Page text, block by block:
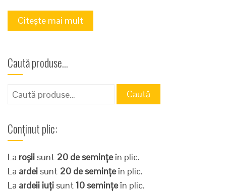
Citește mai mult
Caută produse…
Caută
Caută
Conținut plic:
La roșii sunt 20 de semințeîn plic.
La ardei sunt 20 de semințeîn plic.
La ardeii iuți sunt10 semințeîn plic.